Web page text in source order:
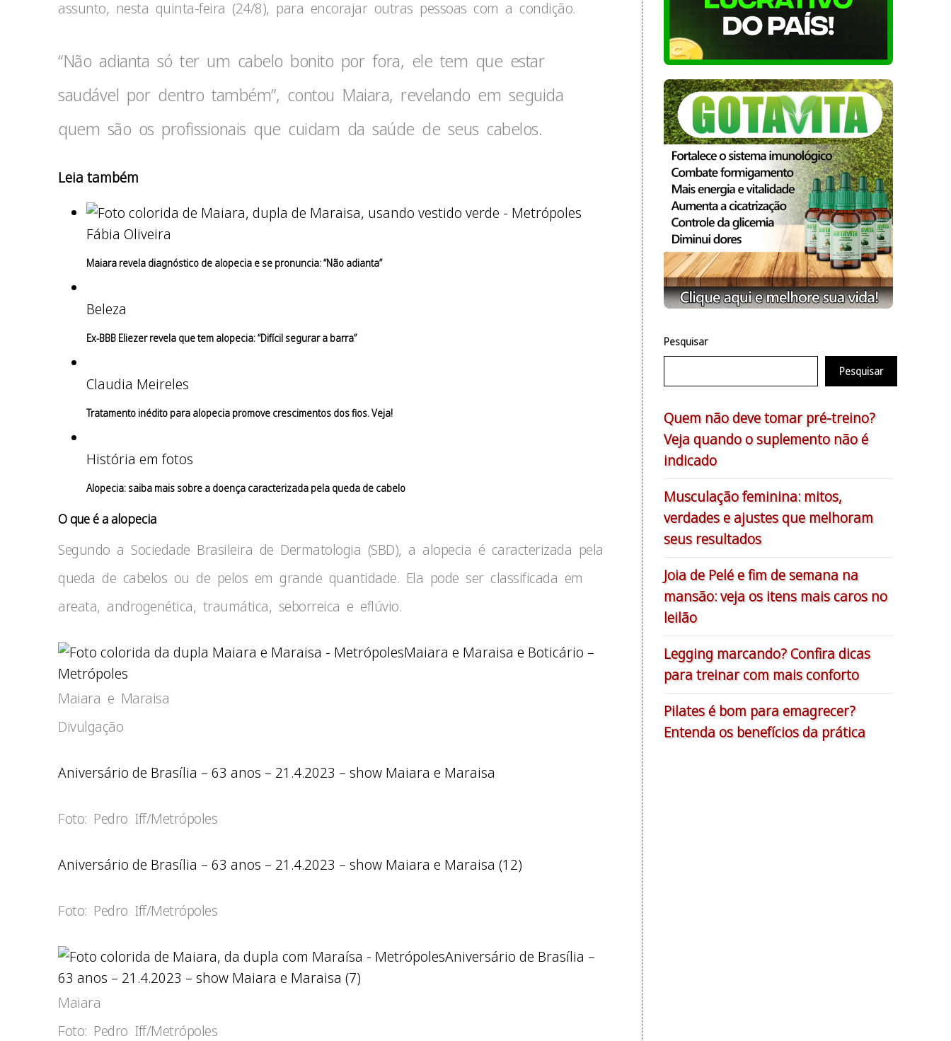
assunto, nesta quinta-feira (24/8), para encorajar outras pessoas com a condição.
“Não adianta só ter um cabelo bonito por fora, ele tem que estar
saudável por dentro também”, contou Maiara, revelando em seguida
quem são os profissionais que cuidam da saúde de seus cabelos.
Leia também
Fábia Oliveira
Maiara revela diagnóstico de alopecia e se pronuncia: “Não adianta”
Beleza
Ex-BBB Eliezer revela que tem alopecia: “Difícil segurar a barra”
Claudia Meireles
Tratamento inédito para alopecia promove crescimentos dos fios. Veja!
História em fotos
Alopecia: saiba mais sobre a doença caracterizada pela queda de cabelo
O que é a alopecia
Segundo a Sociedade Brasileira de Dermatologia (SBD), a alopecia é caracterizada pela
queda de cabelos ou de pelos em grande quantidade. Ela pode ser classificada em
areata, androgenética, traumática, seborreica e eflúvio.
Maiara e Maraisa e Boticário –
Metrópoles
Maiara e Maraisa
Divulgação
Aniversário de Brasília – 63 anos – 21.4.2023 – show Maiara e Maraisa
Foto: Pedro Iff/Metrópoles
Aniversário de Brasília – 63 anos – 21.4.2023 – show Maiara e Maraisa (12)
Foto: Pedro Iff/Metrópoles
Aniversário de Brasília –
63 anos – 21.4.2023 – show Maiara e Maraisa (7)
Maiara
Foto: Pedro Iff/Metrópoles
Pesquisar
Pesquisar
Quem não deve tomar pré-treino?
Veja quando o suplemento não é
indicado
Musculação feminina: mitos,
verdades e ajustes que melhoram
seus resultados
Joia de Pelé e fim de semana na
mansão: veja os itens mais caros no
leilão
Legging marcando? Confira dicas
para treinar com mais conforto
Pilates é bom para emagrecer?
Entenda os benefícios da prática